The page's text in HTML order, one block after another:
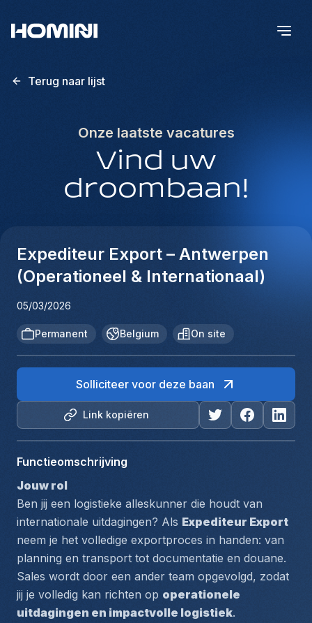
Terug naar lijst
Onze laatste vacatures
Vind uw
droombaan!
Expediteur Export – Antwerpen
(Operationeel & Internationaal)
05/03/2026
Permanent Belgium On site
Link kopiëren
Solliciteer voor deze baan
Functieomschrijving
Jouw rol
Ben jij een logistieke alleskunner die houdt van
internationale uitdagingen? Als Expediteur Export
neem je het volledige exportproces in handen: van
planning en transport tot documentatie en douane.
Sales wordt door een ander team opgevolgd, zodat
jij je volledig kan richten op operationele
uitdagingen en impactvolle logistiek.